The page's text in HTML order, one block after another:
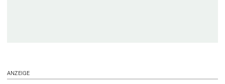
ANZEIGE